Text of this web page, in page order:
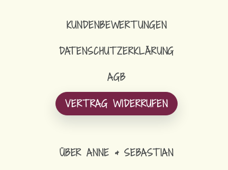
KUNDENBEWERTUNGEN
DATENSCHUTZERKLÄRUNG
AGB
VERTRAG WIDERRUFEN
ÜBER ANNE & SEBASTIAN